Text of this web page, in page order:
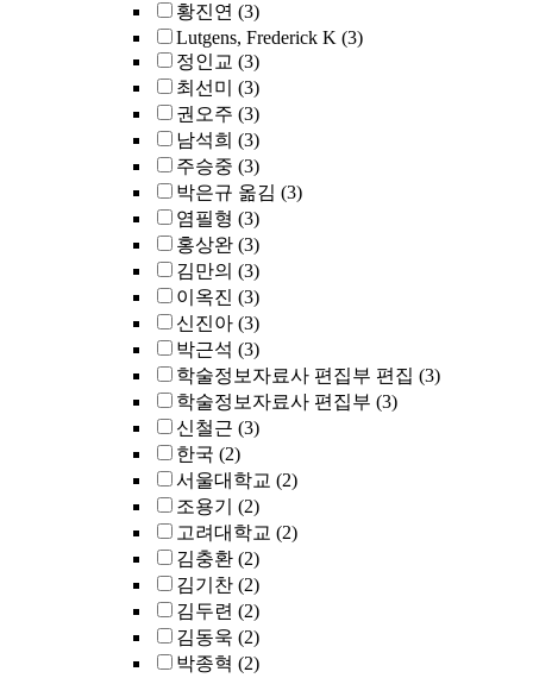
황진연 (3)
Lutgens, Frederick K (3)
정인교 (3)
최선미
(3)
권오주 (3)
남석희 (3)
주승중 (3)
박은규 옮김 (3)
염필형 (3)
홍상완 (3)
김만의 (3)
이옥진 (3)
신진아 (3)
박근석 (3)
학술정보자료사 편집부 편집 (3)
학술정보자료사 편집부 (3)
신철근 (3)
한국 (2)
서울대학교 (2)
조용기
(2)
고려대학교 (2)
김충환 (2)
김기찬 (2)
김두련 (2)
김동욱 (2)
박종혁 (2)